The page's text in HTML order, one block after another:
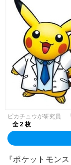
ピカチュウが研究員
全 2 枚
『ポケットモン